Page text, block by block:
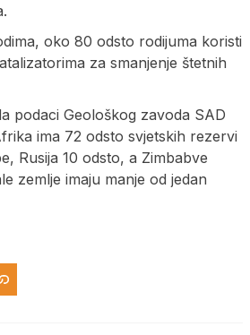
oko 80 odsto rodijuma koristi
za smanjenje štetnih
podaci Geološkog zavoda SAD
ima 72 odsto svjetskih rezervi
Rusija 10 odsto, a Zimbabve
zemlje imaju manje od jedan